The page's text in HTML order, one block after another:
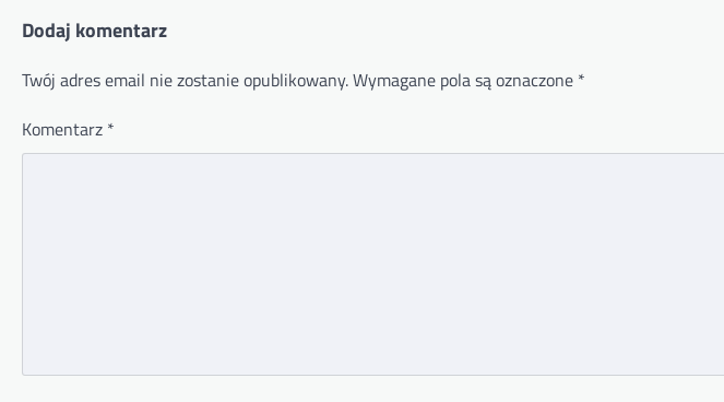
Dodaj komentarz
Twój adres email nie zostanie opublikowany.Wymagane pola są oznaczone *
Komentarz *